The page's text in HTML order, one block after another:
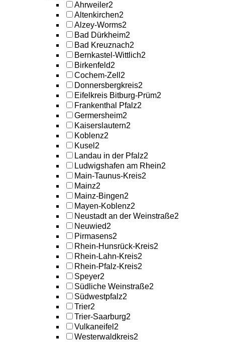
Ahrweiler2
Altenkirchen2
Alzey-Worms2
Bad Dürkheim2
Bad Kreuznach2
Bernkastel-Wittlich2
Birkenfeld2
Cochem-Zell 2
Donnersbergkreis2
Eifelkreis Bitburg-Prüm2
Frankenthal Pfalz2
Germersheim2
Kaiserslautern2
Koblenz2
Kusel 2
Landau in der Pfalz2
Ludwigshafen am Rhein2
Main-Taunus-Kreis2
Mainz2
Mainz-Bingen2
Mayen-Koblenz2
Neustadt an der Weinstraße2
Neuwied2
Pirmasens2
Rhein-Hunsrück-Kreis2
Rhein-Lahn-Kreis2
Rhein-Pfalz-Kreis2
Speyer2
Südliche Weinstraße2
Südwestpfalz2
Trier2
Trier-Saarburg2
Vulkaneifel 2
Westerwaldkreis2